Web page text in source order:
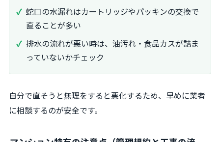
蛇口の水漏れはカートリッジやパッキンの交換で
直ることが多い
排水の流れが悪い時は、油汚れ・食品カスが詰ま
っていないかチェック
自分で直そうと無理をすると悪化するため、早めに業者
に相談するのが安全です。